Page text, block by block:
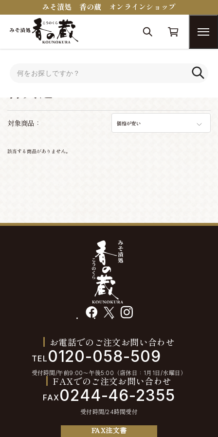
みそ漬処 香の蔵 オンラインショップ
対象商品： 価格が安い
該当する商品がありません。
facebook instagram
お電話でのご注文お問い合わせ
TEL 0120-058-509
受付時間/午前9:00〜午後5:00（店休日：1月1日/水曜日）
FAXでのご注文お問い合わせ
FAX0244-46-2355
受付時間/24時間受付
FAX注文書